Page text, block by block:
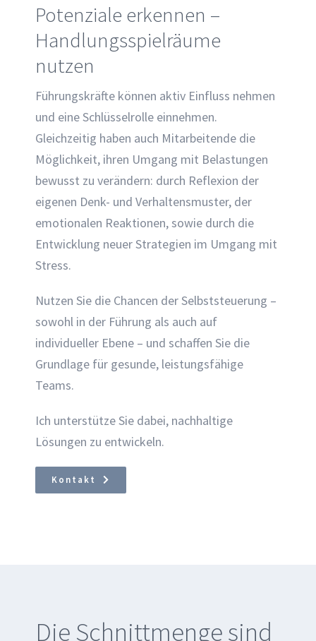
Potenziale erkennen –
Handlungsspielräume
nutzen
Führungskräfte können aktiv Einfluss nehmen
und eine Schlüsselrolle einnehmen.
Gleichzeitig haben auch Mitarbeitende die
Möglichkeit, ihren Umgang mit Belastungen
bewusst zu verändern: durch Reflexion der
eigenen Denk- und Verhaltensmuster, der
emotionalen Reaktionen, sowie durch die
Entwicklung neuer Strategien im Umgang mit
Stress.
Nutzen Sie die Chancen der Selbststeuerung –
sowohl in der Führung als auch auf
individueller Ebene – und schaffen Sie die
Grundlage für gesunde, leistungsfähige
Teams.
Ich unterstütze Sie dabei, nachhaltige
Lösungen zu entwickeln.
Kontakt
Die Schnittmenge sind